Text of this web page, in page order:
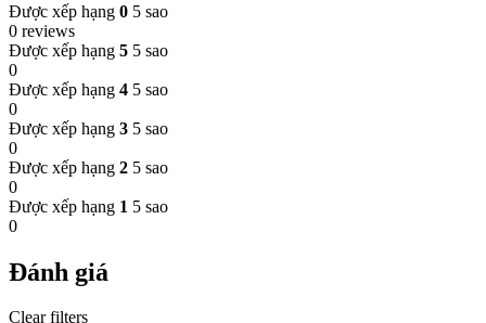
Được xếp hạng 0 5 sao
0 reviews
Được xếp hạng 5 5 sao
0
Được xếp hạng 4 5 sao
0
Được xếp hạng 3 5 sao
0
Được xếp hạng 2 5 sao
0
Được xếp hạng 1 5 sao
0
Đánh giá
Clear filters